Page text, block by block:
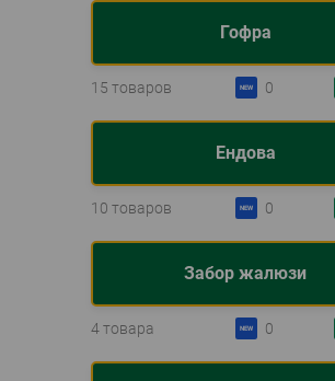
Гофра
15 товаров 0
Ендова
10 товаров 0
Забор жалюзи
4 товара 0